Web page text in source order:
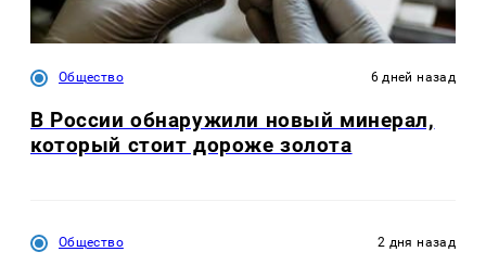
Общество 6 дней назад
В России обнаружили новый минерал,
который стоит дороже золота
Общество 2 дня назад